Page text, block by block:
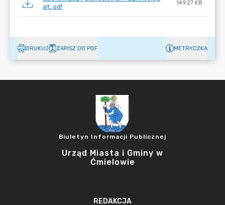
alt..pdf
149.27 KB
DRUKUJ ZAPISZ DO PDF METRYCZKA
Biuletyn Informacji Publicznej
Urząd Miasta i Gminy w
Ćmielowie
REDAKCJA